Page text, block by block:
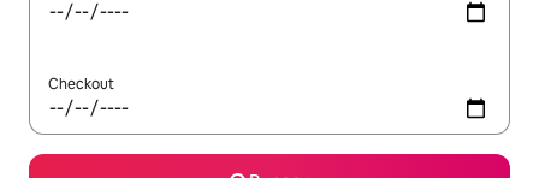
Checkout